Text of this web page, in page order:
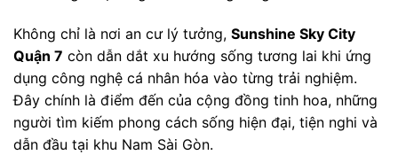
Không chỉ là nơi an cư lý tưởng, Sunshine Sky City
Quận 7 còn dẫn dắt xu hướng sống tương lai khi ứng
dụng công nghệ cá nhân hóa vào từng trải nghiệm.
Đây chính là điểm đến của cộng đồng tinh hoa, những
người tìm kiếm phong cách sống hiện đại, tiện nghi và
dẫn đầu tại khu Nam Sài Gòn.